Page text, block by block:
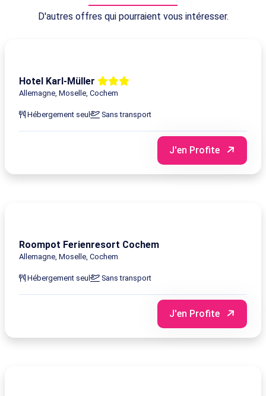
D'autres offres qui pourraient vous intéresser.
Hotel Karl-Müller
Allemagne, Moselle, Cochem
Hébergement seul Sans transport
J'en Profite
Roompot Ferienresort Cochem
Allemagne, Moselle, Cochem
Hébergement seul Sans transport
J'en Profite